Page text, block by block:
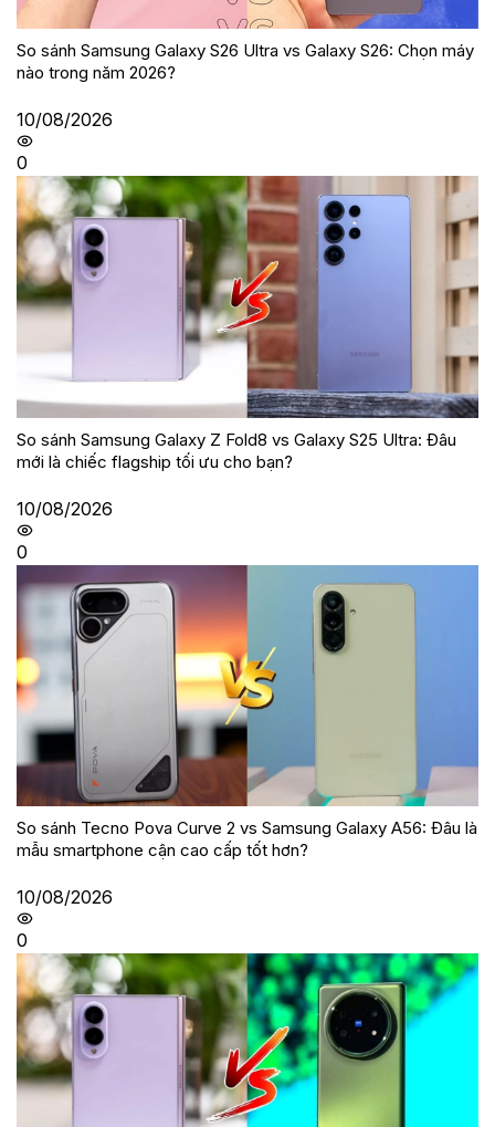
So sánh Samsung Galaxy S26 Ultra vs Galaxy S26: Chọn máy
nào trong năm 2026?
10/08/2026
0
So sánh Samsung Galaxy Z Fold8 vs Galaxy S25 Ultra: Đâu
mới là chiếc flagship tối ưu cho bạn?
10/08/2026
0
So sánh Tecno Pova Curve 2 vs Samsung Galaxy A56: Đâu là
mẫu smartphone cận cao cấp tốt hơn?
10/08/2026
0